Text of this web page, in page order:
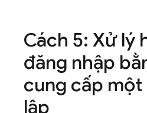
Cách 5: Xử lý
đăng nhập
cung cấp
lập